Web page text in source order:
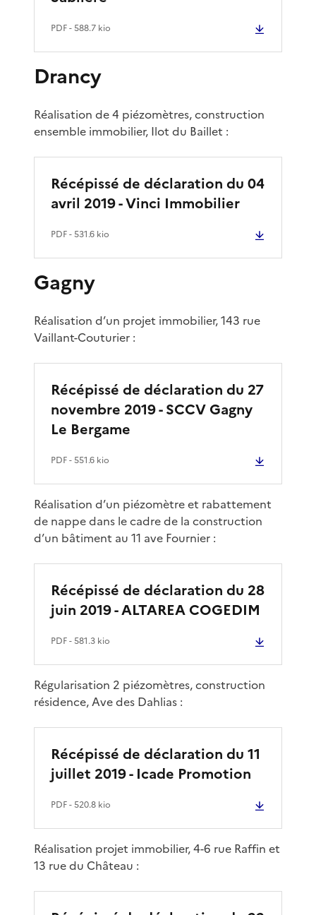
PDF- 588.7 kio
Drancy
Réalisation de 4 piézomètres, construction
ensemble immobilier, Ilot du Baillet :
Récépissé de déclaration du 04
avril 2019 - Vinci Immobilier
PDF- 531.6 kio
Gagny
Réalisation d’un projet immobilier, 143 rue
Vaillant-Couturier :
Récépissé de déclaration du 27
novembre 2019 - SCCV Gagny
Le Bergame
PDF- 551.6 kio
Réalisation d’un piézomètre et rabattement
de nappe dans le cadre de la construction
d’un bâtiment au 11 ave Fournier :
Récépissé de déclaration du 28
juin 2019 - ALTAREA COGEDIM
PDF- 581.3 kio
Régularisation 2 piézomètres, construction
résidence, Ave des Dahlias :
Récépissé de déclaration du 11
juillet 2019 - Icade Promotion
PDF- 520.8 kio
Réalisation projet immobilier, 4-6 rue Raffin et
13 rue du Château :